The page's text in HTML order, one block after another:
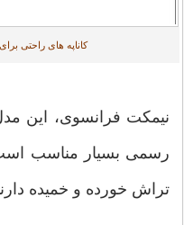
کاناپه های راحتی
نیمکت فرانسوی، این
رسمی بسیار مناسب
تراش خورده و خمیده